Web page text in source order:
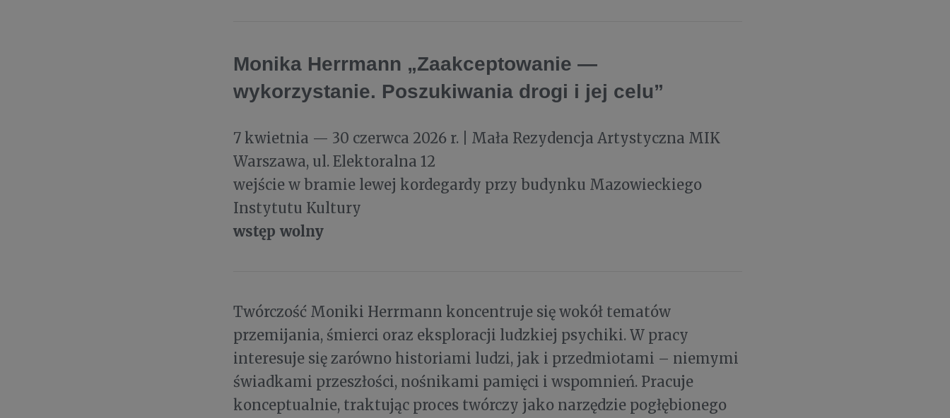
Monika Herrmann „Zaakceptowanie —
wykorzystanie. Poszukiwania drogi i jej celu”
7 kwietnia — 30 czerwca 2026 r. | Mała Rezydencja Artystyczna MIK
Warszawa, ul. Elektoralna 12
wejście w bramie lewej kordegardy przy budynku Mazowieckiego
Instytutu Kultury
wstęp wolny
Twórczość Moniki Herrmann koncentruje się wokół tematów
przemijania, śmierci oraz eksploracji ludzkiej psychiki. W pracy
interesuje się zarówno historiami ludzi, jak i przedmiotami – niemymi
świadkami przeszłości, nośnikami pamięci i wspomnień. Pracuje
konceptualnie, traktując proces twórczy jako narzędzie pogłębionego